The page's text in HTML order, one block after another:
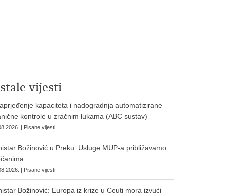
vijesti
kapaciteta i nadogradnja automatizirane
kontrole u zračnim lukama (ABC sustav)
| Pisane vijesti
Božinović u Preku: Usluge MUP-a približavamo
| Pisane vijesti
Božinović: Europa iz krize u Ceuti mora izvući